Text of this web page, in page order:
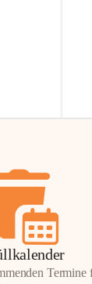
Termine